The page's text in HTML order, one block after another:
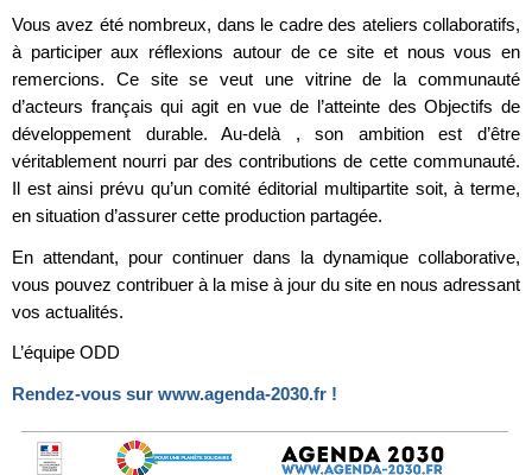
Vous avez été nombreux, dans le cadre des ateliers collaboratifs,
à participer aux réflexions autour de ce site et nous vous en
remercions. Ce site se veut une vitrine de la communauté
d’acteurs français qui agit en vue de l’atteinte des Objectifs de
développement durable. Au-delà , son ambition est d’être
véritablement nourri par des contributions de cette communauté.
Il est ainsi prévu qu’un comité éditorial multipartite soit, à terme,
en situation d’assurer cette production partagée.
En attendant, pour continuer dans la dynamique collaborative,
vous pouvez contribuer à la mise à jour du site en nous adressant
vos actualités.
L’équipe ODD
Rendez-vous sur www.agenda-2030.fr !